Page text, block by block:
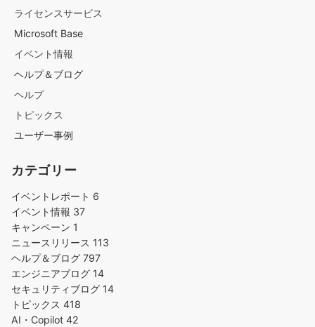
ライセンスサービス
Microsoft Base
イベント情報
ヘルプ＆ブログ
ヘルプ
トピックス
ユーザー事例
カテゴリー
イベントレポート 6
イベント情報 37
キャンペーン 1
ニュースリリース 113
ヘルプ＆ブログ 797
エンジニアブログ 14
セキュリティブログ 14
トピックス 418
AI・Copilot 42